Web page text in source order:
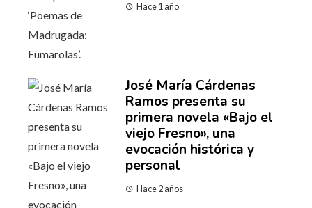
Hace 1 año
José María Cárdenas
Ramos presenta su
primera novela «Bajo el
viejo Fresno», una
evocación histórica y
personal
Hace 2 años